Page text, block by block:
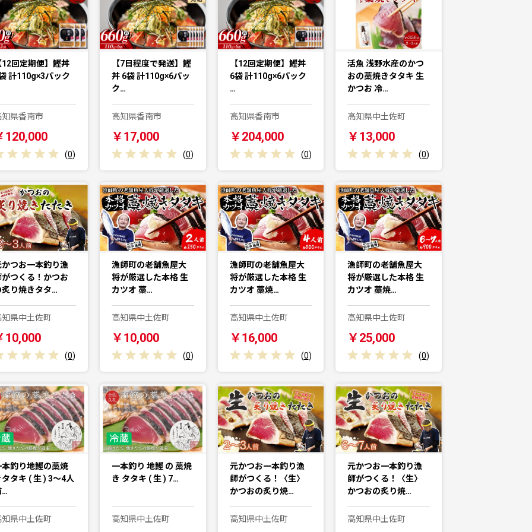
12回定期便】鰹丼
計110g×3パック
知県香南市
120,000
(0)
【7日程度で発送】鰹
丼 6袋 計110g×6パッ
ク…
高知県香南市
￥17,000
(0)
【12回定期便】鰹丼
6袋 計110g×6パック
…
高知県香南市
￥204,000
(0)
活魚 浅野水産のかつ
おの藁焼きタタキ 生
かつお 冷…
高知県中土佐町
￥13,000
(0)
かつお一本釣り漁
がつくる！かつお
炙り焼きタタ…
知県中土佐町
10,000
(0)
漁師町の老舗魚屋大
将が厳選した本格 生
カツオ 藁…
高知県中土佐町
￥10,000
(0)
漁師町の老舗魚屋大
将が厳選した本格 生
カツオ 藁焼…
高知県中土佐町
￥16,000
(0)
漁師町の老舗魚屋大
将が厳選した本格 生
カツオ 藁焼…
高知県中土佐町
￥25,000
(0)
本釣り地鰹の藁焼
タタキ ( 生 ) 3〜4人
…
知県中土佐町
一本釣り 地鰹 の 藁焼
き タタキ ( 生 ) 7…
高知県中土佐町
元かつお一本釣り漁
師がつくる！〈生〉
かつおの炙り焼…
高知県中土佐町
元かつお一本釣り漁
師がつくる！〈生〉
かつおの炙り焼…
高知県中土佐町